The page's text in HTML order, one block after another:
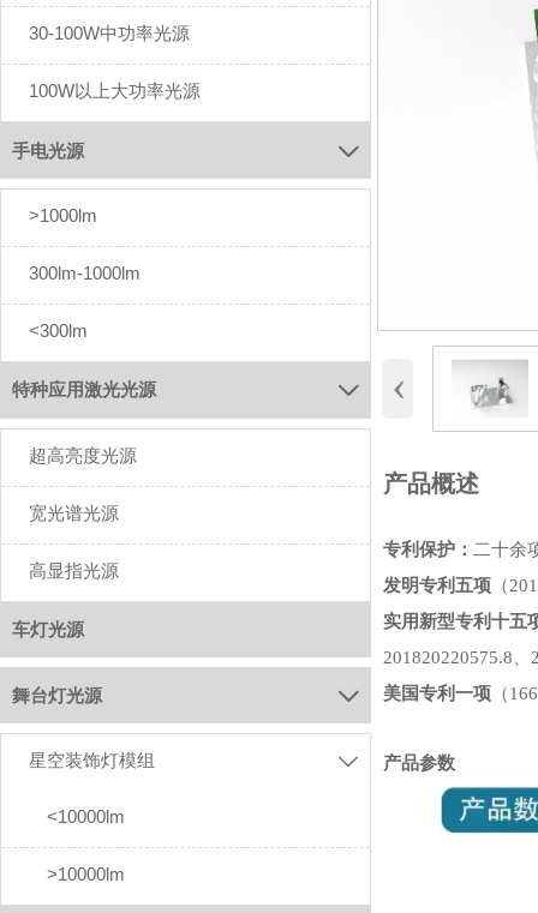
30-100W中功率光源
100W以上大功率光源
手电光源 
>1000lm
300lm-1000lm
<300lm
特种应用激光光源 
超高亮度光源
宽光谱光源
高显指光源
车灯光源
舞台灯光源 
星空装饰灯模组 
<10000lm
>10000lm
‹
产品概述
专利保护：二十余
发明专利五项 （
实用新型专利十五
201820220575.8、
美国专利一项 （
产品参数